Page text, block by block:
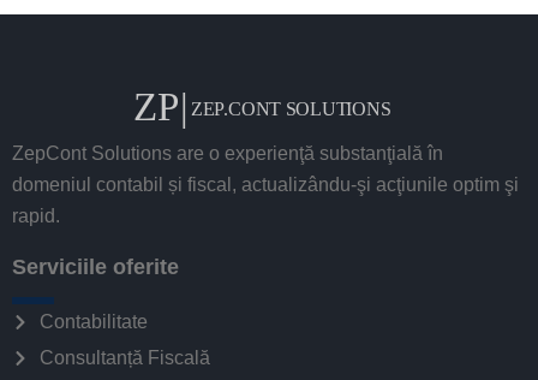
ZepCont Solutions are o experienţă substanţială în
domeniul contabil și fiscal, actualizându-şi acţiunile optim şi
rapid.
Serviciile oferite
Contabilitate
Consultanță Fiscală